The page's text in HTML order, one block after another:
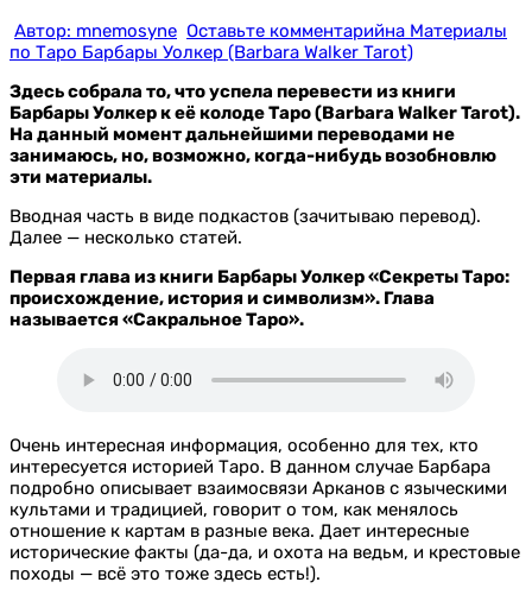
Автор: mnemosyne Оставьте комментарийна Материалы
по Таро Барбары Уолкер (Barbara Walker Tarot)
Здесь собрала то, что успела перевести из книги
Барбары Уолкер к её колоде Таро (Barbara Walker Tarot).
На данный момент дальнейшими переводами не
занимаюсь, но, возможно, когда-нибудь возобновлю
эти материалы.
Вводная часть в виде подкастов (зачитываю перевод).
Далее — несколько статей.
Первая глава из книги Барбары Уолкер «Секреты Таро:
происхождение, история и символизм». Глава
называется «Сакральное Таро».
Очень интересная информация, особенно для тех, кто
интересуется историей Таро. В данном случае Барбара
подробно описывает взаимосвязи Арканов с языческими
культами и традицией, говорит о том, как менялось
отношение к картам в разные века. Дает интересные
исторические факты (да-да, и охота на ведьм, и крестовые
походы — всё это тоже здесь есть!).